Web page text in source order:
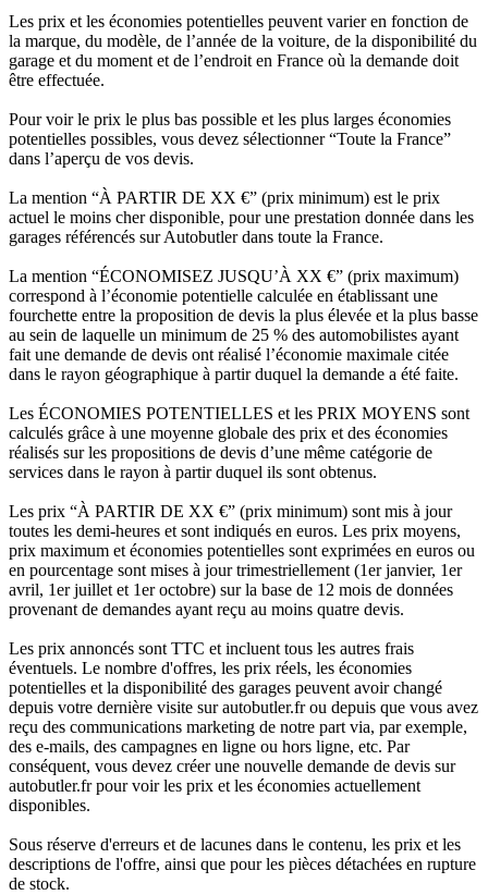
Les prix et les économies potentielles peuvent varier en fonction de
la marque, du modèle, de l’année de la voiture, de la disponibilité du
garage et du moment et de l’endroit en France où la demande doit
être effectuée.
Pour voir le prix le plus bas possible et les plus larges économies
potentielles possibles, vous devez sélectionner “Toute la France”
dans l’aperçu de vos devis.
La mention “À PARTIR DE XX €” (prix minimum) est le prix
actuel le moins cher disponible, pour une prestation donnée dans les
garages référencés sur Autobutler dans toute la France.
La mention “ÉCONOMISEZ JUSQU’À XX €” (prix maximum)
correspond à l’économie potentielle calculée en établissant une
fourchette entre la proposition de devis la plus élevée et la plus basse
au sein de laquelle un minimum de 25 % des automobilistes ayant
fait une demande de devis ont réalisé l’économie maximale citée
dans le rayon géographique à partir duquel la demande a été faite.
Les ÉCONOMIES POTENTIELLES et les PRIX MOYENS sont
calculés grâce à une moyenne globale des prix et des économies
réalisés sur les propositions de devis d’une même catégorie de
services dans le rayon à partir duquel ils sont obtenus.
Les prix “À PARTIR DE XX €” (prix minimum) sont mis à jour
toutes les demi-heures et sont indiqués en euros. Les prix moyens,
prix maximum et économies potentielles sont exprimées en euros ou
en pourcentage sont mises à jour trimestriellement (1er janvier, 1er
avril, 1er juillet et 1er octobre) sur la base de 12 mois de données
provenant de demandes ayant reçu au moins quatre devis.
Les prix annoncés sont TTC et incluent tous les autres frais
éventuels. Le nombre d'offres, les prix réels, les économies
potentielles et la disponibilité des garages peuvent avoir changé
depuis votre dernière visite sur autobutler.fr ou depuis que vous avez
reçu des communications marketing de notre part via, par exemple,
des e-mails, des campagnes en ligne ou hors ligne, etc. Par
conséquent, vous devez créer une nouvelle demande de devis sur
autobutler.fr pour voir les prix et les économies actuellement
disponibles.
Sous réserve d'erreurs et de lacunes dans le contenu, les prix et les
descriptions de l'offre, ainsi que pour les pièces détachées en rupture
de stock.